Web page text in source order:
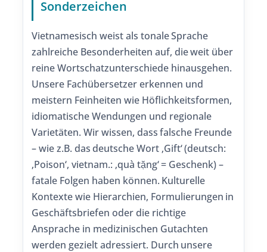
Sonderzeichen
Vietnamesisch weist als tonale Sprache
zahlreiche Besonderheiten auf, die weit über
reine Wortschatzunterschiede hinausgehen.
Unsere Fachübersetzer erkennen und
meistern Feinheiten wie Höflichkeitsformen,
idiomatische Wendungen und regionale
Varietäten. Wir wissen, dass falsche Freunde
– wie z.B. das deutsche Wort ‚Gift‘ (deutsch:
‚Poison‘, vietnam.: ‚quà tặng‘ = Geschenk) –
fatale Folgen haben können. Kulturelle
Kontexte wie Hierarchien, Formulierungen in
Geschäftsbriefen oder die richtige
Ansprache in medizinischen Gutachten
werden gezielt adressiert. Durch unsere